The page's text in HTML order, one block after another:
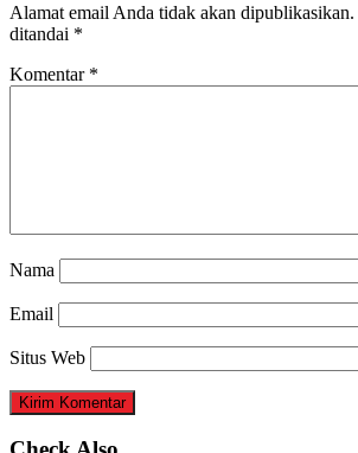
Alamat email Anda tidak akan dipublikasikan.
ditandai *
Komentar *
Nama
Email
Situs Web